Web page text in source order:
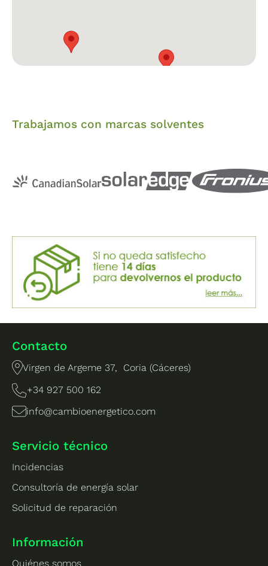
Trabajamos con marcas solventes
Contacto
Virgen de Argeme 37, Coria (Cáceres)
+34 927 500 162
info@cambioenergetico.com
Servicio técnico
Incidencias
Consultoría de energía solar
Solicitud de reparación
Información
Quiénes somos